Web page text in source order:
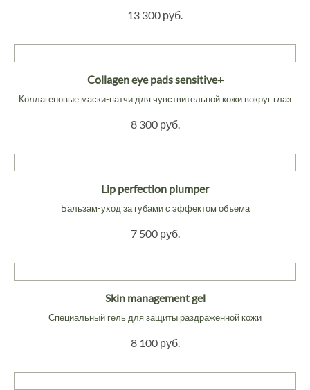
13 300 руб.
Collagen eye pads sensitive+
Коллагеновые маски-патчи для чувствительной кожи вокруг глаз
8 300 руб.
Lip perfection plumper
Бальзам-уход за губами с эффектом объема
7 500 руб.
Skin management gel
Специальный гель для защиты раздраженной кожи
8 100 руб.